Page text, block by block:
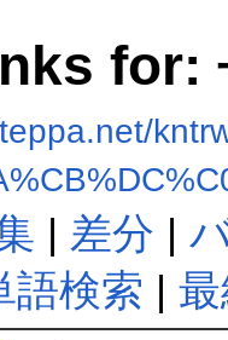
for:
| 差分 |
語検索 |